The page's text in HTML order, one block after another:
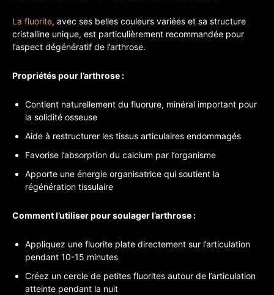
La fluorite, avec ses belles couleurs variées et sa structure
cristalline unique, est particulièrement recommandée pour
l’aspect dégénératif de l’arthrose.
Propriétés pour l’arthrose :
Contient naturellement du fluorure, minéral important pour
la solidité osseuse
Aide à restructurer les tissus articulaires endommagés
Favorise l’absorption du calcium par l’organisme
Apporte une énergie organisatrice qui soutient la
régénération tissulaire
Comment l’utiliser pour soulager l’arthrose :
Appliquez une fluorite plate directement sur l’articulation
pendant 10-15 minutes
Créez un cercle de petites fluorites autour de l’articulation
atteinte pendant la nuit